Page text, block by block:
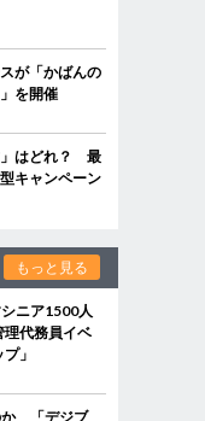
が「かばんの
を開催
」はどれ？ 最
キャンペーン
もっと見る
ニア1500人
代務員イベ
」
か 「デジブ